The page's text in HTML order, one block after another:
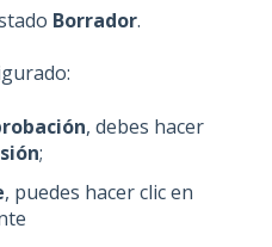
Borrador.
, debes hacer
;
, puedes hacer clic en